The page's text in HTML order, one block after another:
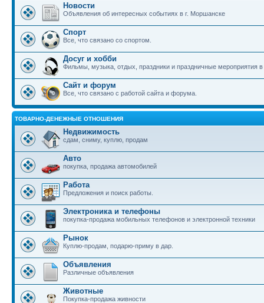
Новости
Объявления об интересных событиях в г. Моршанске
Спорт
Все, что связано со спортом.
Досуг и хобби
Фильмы, музыка, отдых, праздники и праздничные мероприятия
Сайт и форум
Все, что связано с работой сайта и форума.
ТОВАРНО-ДЕНЕЖНЫЕ ОТНОШЕНИЯ
Недвижимость
сдам, сниму, куплю, продам
Авто
покупка, продажа автомобилей
Работа
Предложения и поиск работы.
Электроника и телефоны
покупка-продажа мобильных телефонов и электронной техники
Рынок
Куплю-продам, подарю-приму в дар.
Объявления
Различные объявления
Животные
Покупка-продажа живности